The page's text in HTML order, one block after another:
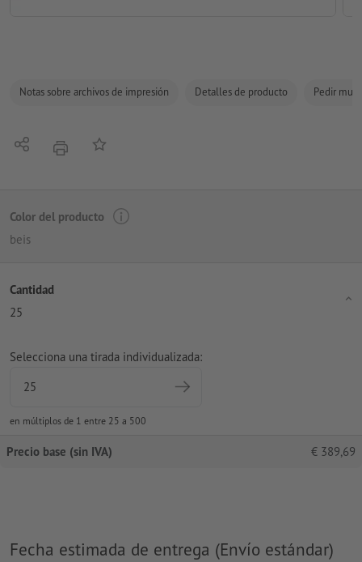
Notas sobre archivos de impresión Detalles de producto Pedir
CompartirimprimirAñadir a lista de favoritos
Color del producto
beis
Cantidad
25
Selecciona una tirada individualizada:
en múltiplos de 1 entre 25 a 500
Precio base (sin IVA) € 389,69
Fecha estimada de entrega (Envío estándar)